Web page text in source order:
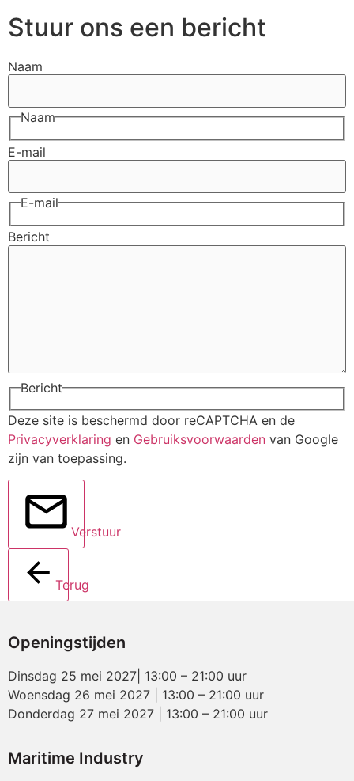
Stuur ons een bericht
Naam
Naam
E-mail
E-mail
Bericht
Bericht
Deze site is beschermd door reCAPTCHA en de
Privacyverklaring en Gebruiksvoorwaarden van Google
zijn van toepassing.
Verstuur
Terug
Openingstijden
Dinsdag 25 mei 2027| 13:00 – 21:00 uur
Woensdag 26 mei 2027 | 13:00 – 21:00 uur
Donderdag 27 mei 2027 | 13:00 – 21:00 uur
Maritime Industry